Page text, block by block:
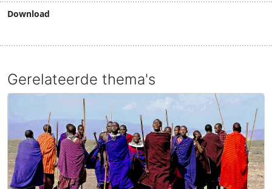
Download
Gerelateerde thema's